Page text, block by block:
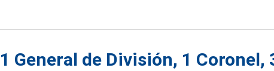
1 General de División, 1